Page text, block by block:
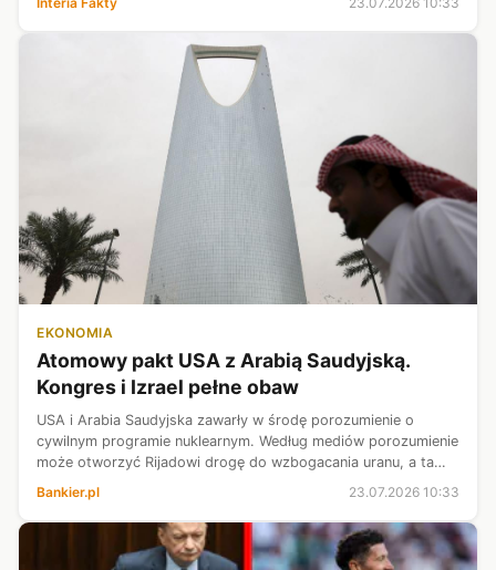
półgodzinnej rozmo...
EKONOMIA
Atomowy pakt USA z Arabią Saudyjską.
Kongres i Izrael pełne obaw
USA i Arabia Saudyjska zawarły w środę porozumienie o
cywilnym programie nuklearnym. Według mediów porozumienie
może otworzyć Rijadowi drogę do wzbogacania uranu, a ta
zdolność może być wykorzystana do ewentualnego programu
budowy broni atomowej. Umo...
Bankier.pl 23.07.2026 10:33